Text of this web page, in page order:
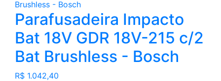
Parafusadeira Impacto
Bat 18V GDR 18V-215 c/2
Bat Brushless - Bosch
R$ 1.042,40